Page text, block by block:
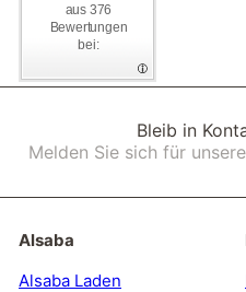
aus 376
Bewertungen
bei:
aus 376
Bewertungen
bei:
Bleib in
Abonnieren
Melden
unsere
Mailingliste
an
Alsaba
Alsaba Laden